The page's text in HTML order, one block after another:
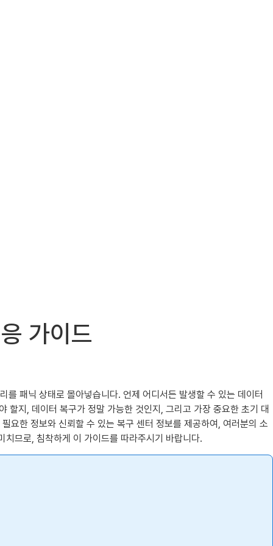
가이드
패닉 상태로 몰아넣습니다. 언제 어디서든 발생할 수 있는 데이터
할지, 데이터 복구가 정말 가능한 것인지, 그리고 가장 중요한 초기 대
요한 정보와 신뢰할 수 있는 복구 센터 정보를 제공하여, 여러분의 소
므로, 침착하게 이 가이드를 따라주시기 바랍니다.